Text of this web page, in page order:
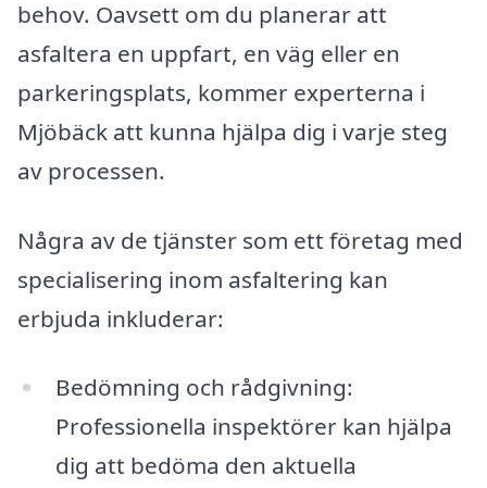
behov. Oavsett om du planerar att
asfaltera en uppfart, en väg eller en
parkeringsplats, kommer experterna i
Mjöbäck att kunna hjälpa dig i varje steg
av processen.
Några av de tjänster som ett företag med
specialisering inom asfaltering kan
erbjuda inkluderar:
Bedömning och rådgivning:
Professionella inspektörer kan hjälpa
dig att bedöma den aktuella